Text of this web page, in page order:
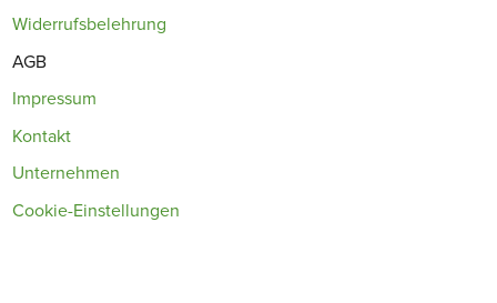
Widerrufsbelehrung
AGB
Impressum
Kontakt
Unternehmen
Cookie-Einstellungen